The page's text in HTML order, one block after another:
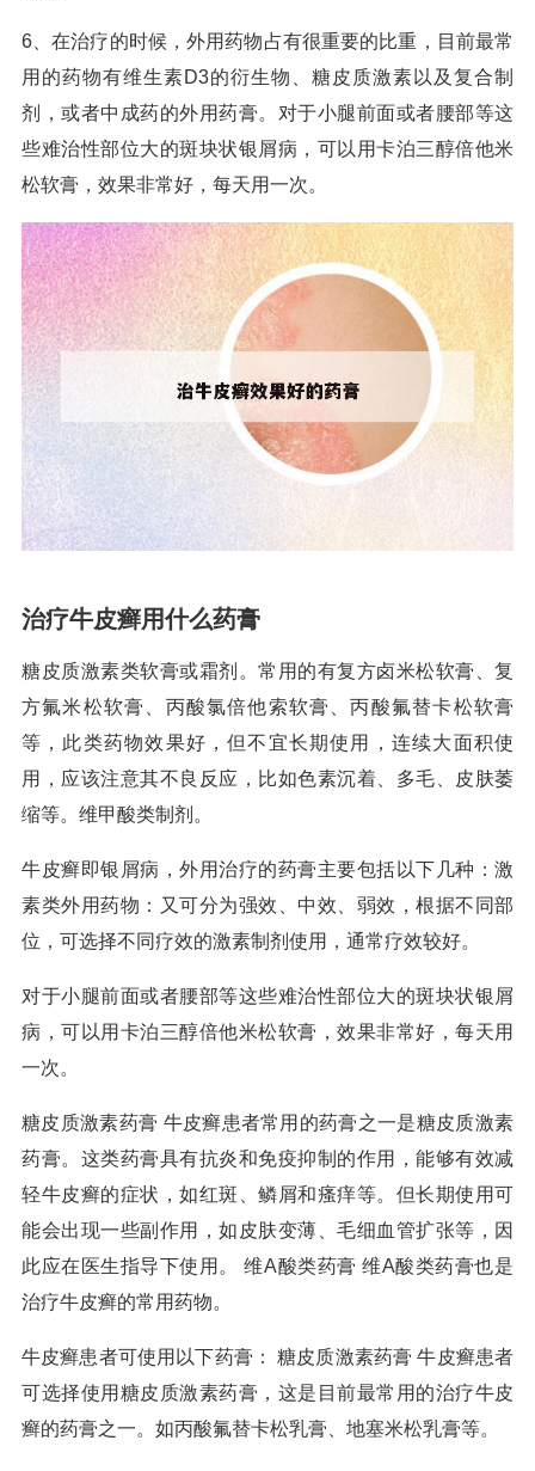
6、在治疗的时候，外用药物占有很重要的比重，目前最常
用的药物有维生素D3的衍生物、糖皮质激素以及复合制
剂，或者中成药的外用药膏。对于小腿前面或者腰部等这
些难治性部位大的斑块状银屑病，可以用卡泊三醇倍他米
松软膏，效果非常好，每天用一次。
治疗牛皮癣用什么药膏
糖皮质激素类软膏或霜剂。常用的有复方卤米松软膏、复
方氟米松软膏、丙酸氯倍他索软膏、丙酸氟替卡松软膏
等，此类药物效果好，但不宜长期使用，连续大面积使
用，应该注意其不良反应，比如色素沉着、多毛、皮肤萎
缩等。维甲酸类制剂。
牛皮癣即银屑病，外用治疗的药膏主要包括以下几种：激
素类外用药物：又可分为强效、中效、弱效，根据不同部
位，可选择不同疗效的激素制剂使用，通常疗效较好。
对于小腿前面或者腰部等这些难治性部位大的斑块状银屑
病，可以用卡泊三醇倍他米松软膏，效果非常好，每天用
一次。
糖皮质激素药膏 牛皮癣患者常用的药膏之一是糖皮质激素
药膏。这类药膏具有抗炎和免疫抑制的作用，能够有效减
轻牛皮癣的症状，如红斑、鳞屑和瘙痒等。但长期使用可
能会出现一些副作用，如皮肤变薄、毛细血管扩张等，因
此应在医生指导下使用。 维A酸类药膏 维A酸类药膏也是
治疗牛皮癣的常用药物。
牛皮癣患者可使用以下药膏： 糖皮质激素药膏 牛皮癣患者
可选择使用糖皮质激素药膏，这是目前最常用的治疗牛皮
癣的药膏之一。如丙酸氟替卡松乳膏、地塞米松乳膏等。